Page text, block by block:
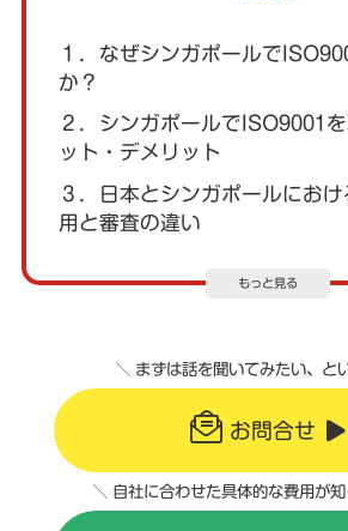
もっと見る
１．なぜシンガポールで
か？
２．シンガポールでISO9001
ット・デメリット
３．日本とシンガポールにお
用と審査の違い
＼ まずは話を聞いてみたい、と
お問合せ
＼ 自社に合わせた具体的な費用が